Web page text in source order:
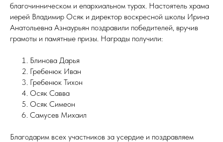
благочинническом и епархиальном турах. Настоятель храма
иерей Владимир Осяк и директор воскресной школы Ирина
Анатольевна Азнаурьян поздравили победителей, вручив
грамоты и памятные призы. Награды получили:
Блинова Дарья
Гребенюк Иван
Гребенюк Тихон
Осяк Савва
Осяк Симеон
Самусев Михаил
Благодарим всех участников за усердие и поздравляем